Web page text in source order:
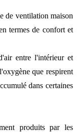
de ventilation maison
termes de confort et
entre l'intérieur et
que respirent
dans certaines
produits par les